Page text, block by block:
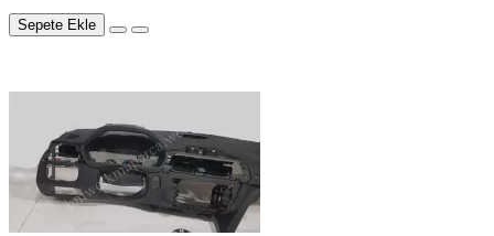
Sepete Ekle